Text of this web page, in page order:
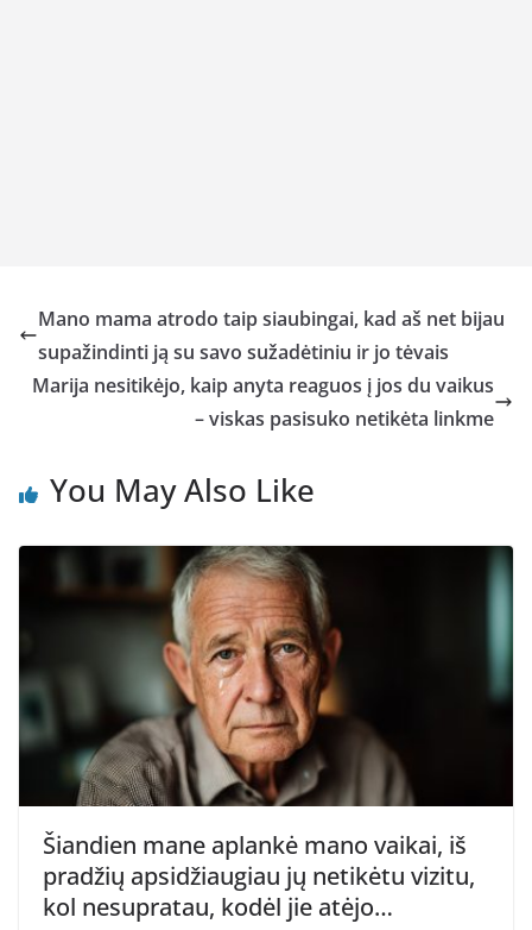
Mano mama atrodo taip siaubingai, kad aš net bijau
supažindinti ją su savo sužadėtiniu ir jo tėvais
Marija nesitikėjo, kaip anyta reaguos į jos du vaikus
– viskas pasisuko netikėta linkme
You May Also Like
Šiandien mane aplankė mano vaikai, iš
pradžių apsidžiaugiau jų netikėtu vizitu,
kol nesupratau, kodėl jie atėjo…